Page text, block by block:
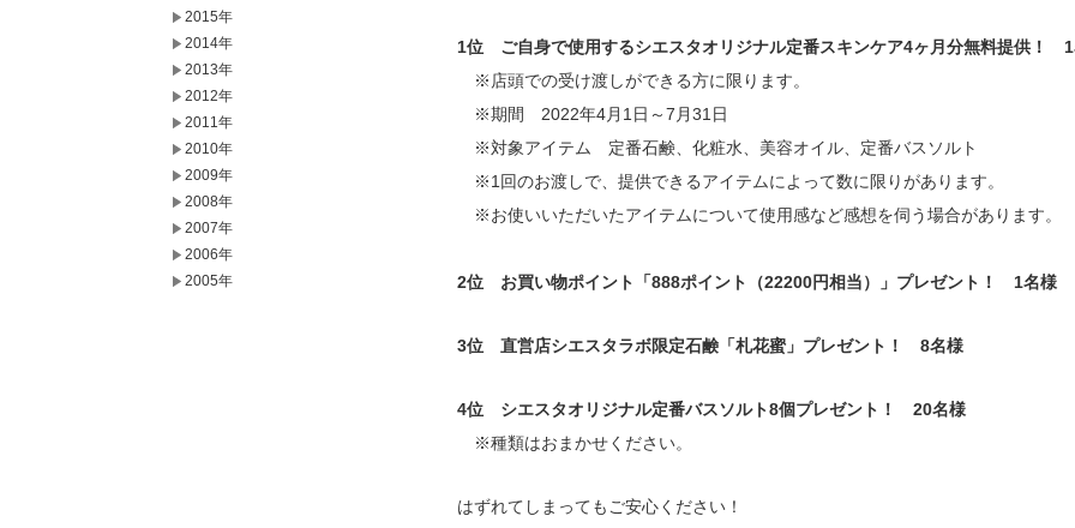
1位 ご自身で使用するシエスタオリジナル定番スキンケア4ヶ月分無料提供！
※店頭での受け渡しができる方に限ります。
※期間 2022年4月1日～7月31日
※対象アイテム 定番石鹸、化粧水、美容オイル、定番バスソルト
※1回のお渡しで、提供できるアイテムによって数に限りがあります。
※お使いいただいたアイテムについて使用感など感想を伺う場合があります。
2位 お買い物ポイント「888ポイント（22200円相当）」プレゼント！ 1名様
3位 直営店シエスタラボ限定石鹸「札花蜜」プレゼント！ 8名様
4位 シエスタオリジナル定番バスソルト8個プレゼント！ 20名様
※種類はおまかせください。
はずれてしまってもご安心ください！
2015年
2014年
2013年
2012年
2011年
2010年
2009年
2008年
2007年
2006年
2005年